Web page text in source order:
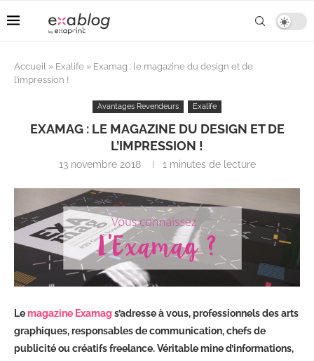
Accueil » Exalife » Examag : le magazine du design et de
l’impression !
Avantages Revendeurs Exalife
EXAMAG : LE MAGAZINE DU DESIGN ET DE
L’IMPRESSION !
13 novembre 2018 1 minutes de lecture
Lemagazine Examag s’adresse à vous, professionnels des arts
graphiques, responsables de communication, chefs de
publicité ou créatifs freelance. Véritable mine d’informations,